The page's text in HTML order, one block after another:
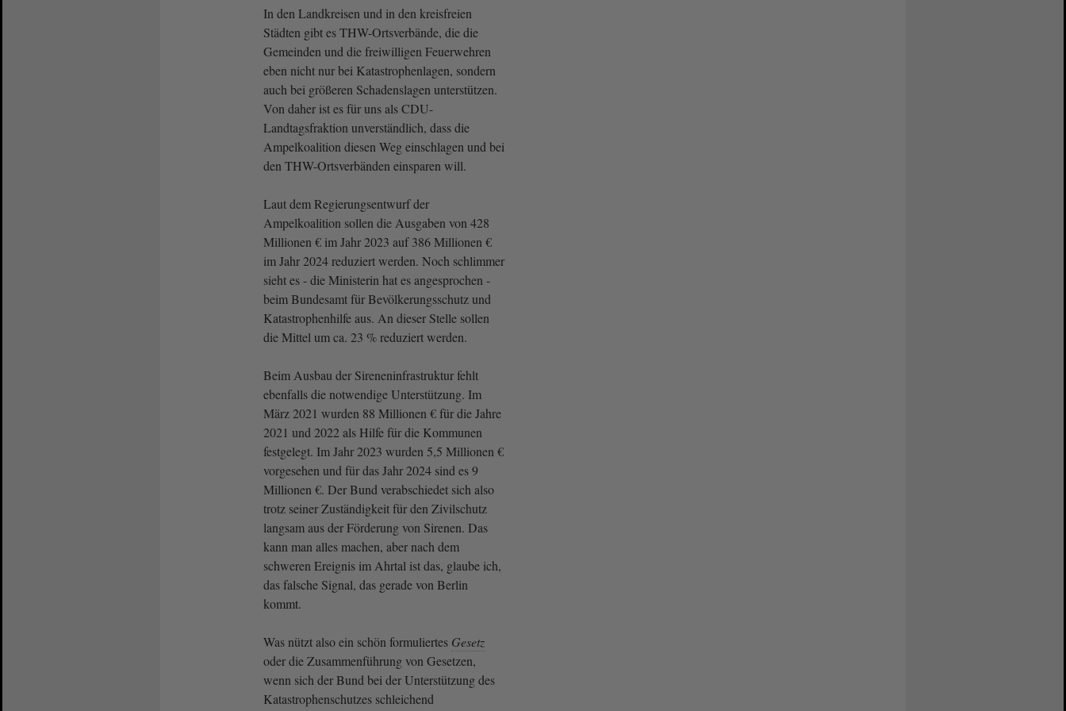
In den Landkreisen und in den kreisfreien
Städten gibt es THW-Ortsverbände, die die
Gemeinden und die freiwilligen Feuerwehren
eben nicht nur bei Katastrophenlagen, sondern
auch bei größeren Schadenslagen unterstützen.
Von daher ist es für uns als CDU-
Landtagsfraktion unverständlich, dass die
Ampelkoalition diesen Weg einschlagen und bei
den THW-Ortsverbänden einsparen will.
Laut dem Regierungsentwurf der
Ampelkoalition sollen die Ausgaben von 428
Millionen € im Jahr 2023 auf 386 Millionen €
im Jahr 2024 reduziert werden. Noch schlimmer
sieht es - die Ministerin hat es angesprochen -
beim Bundesamt für Bevölkerungsschutz und
Katastrophenhilfe aus. An dieser Stelle sollen
die Mittel um ca. 23 % reduziert werden.
Beim Ausbau der Sireneninfrastruktur fehlt
ebenfalls die notwendige Unterstützung. Im
März 2021 wurden 88 Millionen € für die Jahre
2021 und 2022 als Hilfe für die Kommunen
festgelegt. Im Jahr 2023 wurden 5,5 Millionen €
vorgesehen und für das Jahr 2024 sind es 9
Millionen €. Der Bund verabschiedet sich also
trotz seiner Zuständigkeit für den Zivilschutz
langsam aus der Förderung von Sirenen. Das
kann man alles machen, aber nach dem
schweren Ereignis im Ahrtal ist das, glaube ich,
das falsche Signal, das gerade von Berlin
kommt.
Was nützt also ein schön formuliertes Gesetz
oder die Zusammenführung von Gesetzen,
wenn sich der Bund bei der Unterstützung des
Katastrophenschutzes schleichend